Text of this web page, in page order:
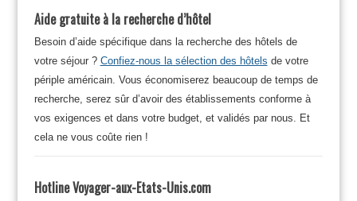
Aide gratuite à la recherche d’hôtel
Besoin d’aide spécifique dans la recherche des hôtels de
votre séjour ? Confiez-nous la sélection des hôtels de votre
périple américain. Vous économiserez beaucoup de temps de
recherche, serez sûr d’avoir des établissements conforme à
vos exigences et dans votre budget, et validés par nous. Et
cela ne vous coûte rien !
Hotline Voyager-aux-Etats-Unis.com